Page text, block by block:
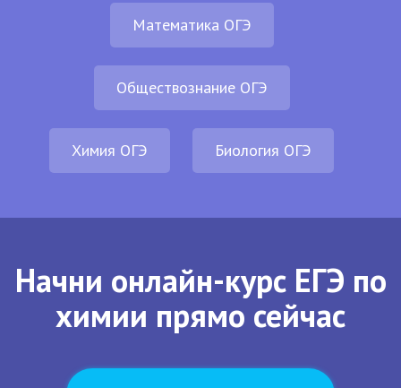
Математика ОГЭ
Обществознание ОГЭ
Химия ОГЭ Биология ОГЭ
Начни онлайн-курс ЕГЭ по
химии прямо сейчас